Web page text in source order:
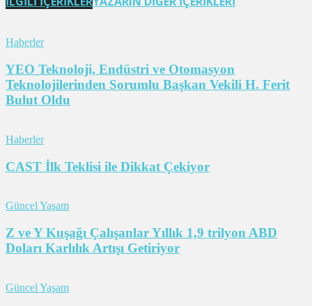
Haberler
YEO Teknoloji, Endüstri ve Otomasyon
Teknolojilerinden Sorumlu Başkan Vekili H. Ferit
Bulut Oldu
Haberler
CAST İlk Teklisi ile Dikkat Çekiyor
Güncel Yaşam
Z ve Y Kuşağı Çalışanlar Yıllık 1,9 trilyon ABD
Doları Karlılık Artışı Getiriyor
Güncel Yaşam